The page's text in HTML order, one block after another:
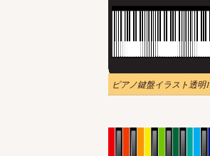
ピアノ鍵盤イラスト透明1